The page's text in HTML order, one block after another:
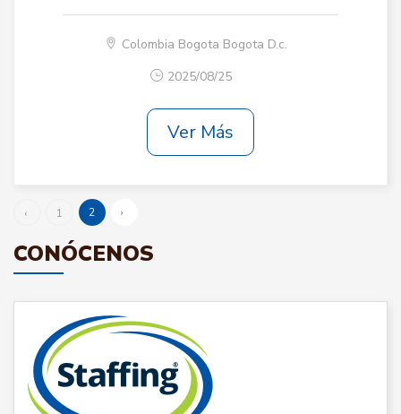
Colombia Bogota Bogota D.c.
2025/08/25
Ver Más
‹ 1 2 ›
CONÓCENOS